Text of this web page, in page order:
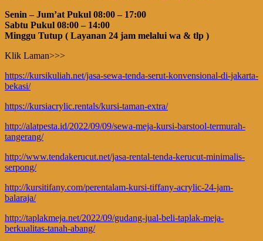
Senin – Jum’at Pukul 08:00 – 17:00
Sabtu Pukul 08:00 – 14:00
Minggu Tutup ( Layanan 24 jam melalui wa & tlp )
Klik Laman>>>
https://kursikuliah.net/jasa-sewa-tenda-serut-konvensional-di-jakarta-
bekasi/
https://kursiacrylic.rentals/kursi-taman-extra/
http://alatpesta.id/2022/09/09/sewa-meja-kursi-barstool-termurah-
tangerang/
http://www.tendakerucut.net/jasa-rental-tenda-kerucut-minimalis-
serpong/
http://kursitifany.com/perentalam-kursi-tiffany-acrylic-24-jam-
balaraja/
http://taplakmeja.net/2022/09/gudang-jual-beli-taplak-meja-
berkualitas-tanah-abang/